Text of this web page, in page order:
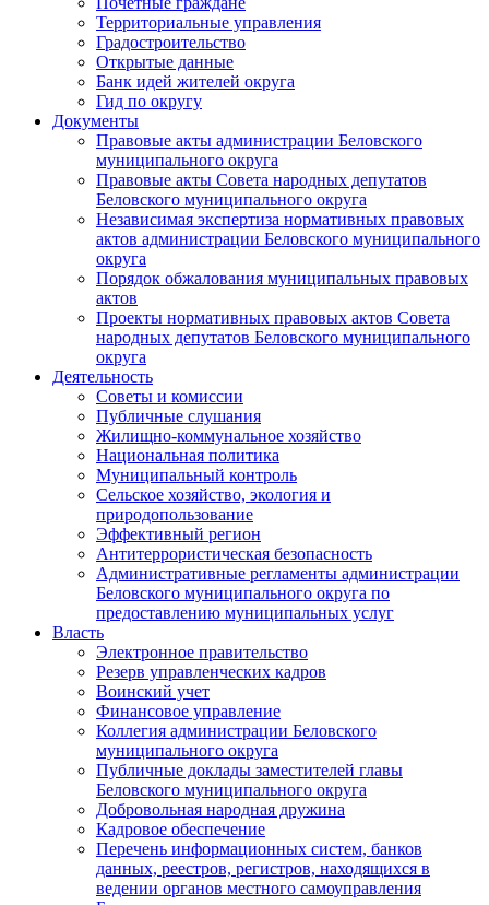
Территориальные управления
Градостроительство
Открытые данные
Банк идей жителей округа
Гид по округу
Документы
Правовые акты администрации Беловского
муниципального округа
Правовые акты Совета народных депутатов
Беловского муниципального округа
Независимая экспертиза нормативных правовых
актов администрации Беловского муниципального
округа
Порядок обжалования муниципальных правовых
актов
Проекты нормативных правовых актов Совета
народных депутатов Беловского муниципального
округа
Деятельность
Советы и комиссии
Публичные слушания
Жилищно-коммунальное хозяйство
Национальная политика
Муниципальный контроль
Сельское хозяйство, экология и
природопользование
Эффективный регион
Антитеррористическая безопасность
Административные регламенты администрации
Беловского муниципального округа по
предоставлению муниципальных услуг
Власть
Электронное правительство
Резерв управленческих кадров
Воинский учет
Финансовое управление
Коллегия администрации Беловского
муниципального округа
Публичные доклады заместителей главы
Беловского муниципального округа
Добровольная народная дружина
Кадровое обеспечение
Перечень информационных систем, банков
данных, реестров, регистров, находящихся в
ведении органов местного самоуправления